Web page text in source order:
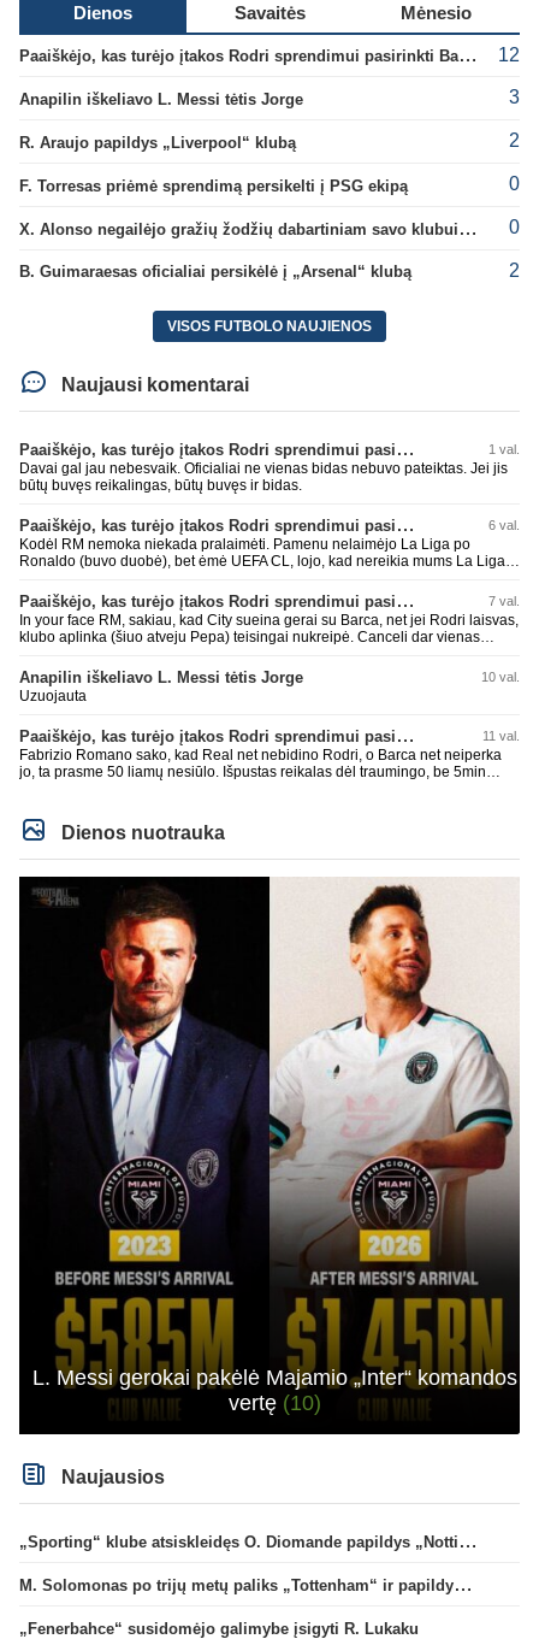
Dienos Savaitės Mėnesio
Paaiškėjo, kas turėjo įtakos Rodri sprendimui pasirinkti Barselonos pusę 12
Anapilin iškeliavo L. Messi tėtis Jorge 3
R. Araujo papildys „Liverpool“ klubą 2
F. Torresas priėmė sprendimą persikelti į PSG ekipą 0
X. Alonso negailėjo gražių žodžių dabartiniam savo klubui „Chelsea“ 0
B. Guimaraesas oficialiai persikėlė į „Arsenal“ klubą 2
VISOS FUTBOLO NAUJIENOS
Naujausi komentarai
Paaiškėjo, kas turėjo įtakos Rodri sprendimui pasirinkti Barselonos pusę 1 val.
Davai gal jau nebesvaik. Oficialiai ne vienas bidas nebuvo pateiktas. Jei jis
būtų buvęs reikalingas, būtų buvęs ir bidas.
Paaiškėjo, kas turėjo įtakos Rodri sprendimui pasirinkti Barselonos pusę 6 val.
Kodėl RM nemoka niekada pralaimėti. Pamenu nelaimėjo La Liga po
Ronaldo (buvo duobė), bet ėmė UEFA CL, lojo, kad nereikia mums La Liga,
laimėti La Liga. Dabar vėl gavo nuo Barcos ir Rodri ateina ne pas juos, vėl
nereikia mums jo, senas ir t.t. Gal davai vyriškai priimkit tuos pralaimėjimus
be kvailų nereikia, nenorim ir t.t.
Paaiškėjo, kas turėjo įtakos Rodri sprendimui pasirinkti Barselonos pusę 7 val.
In your face RM, sakiau, kad City sueina gerai su Barca, net jei Rodri laisvas,
klubo aplinka (šiuo atveju Pepa) teisingai nukreipė. Canceli dar vienas
Super
Anapilin iškeliavo L. Messi tėtis Jorge 10 val.
Uzuojauta
Paaiškėjo, kas turėjo įtakos Rodri sprendimui pasirinkti Barselonos pusę 11 val.
Fabrizio Romano sako, kad Real net nebidino Rodri, o Barca net neiperka
jo, ta prasme 50 liamų nesiūlo. Išpustas reikalas dėl traumingo, be 5min
Dienos nuotrauka
L. Messi gerokai pakėlė Majamio „Inter“ komandos
vertę (10)
Naujausios
„Sporting“ klube atsiskleidęs O. Diomande papildys „Nottingham“ gretas
M. Solomonas po trijų metų paliks „Tottenham“ ir papildys „West Ham“ klubą
„Fenerbahce“ susidomėjo galimybe įsigyti R. Lukaku